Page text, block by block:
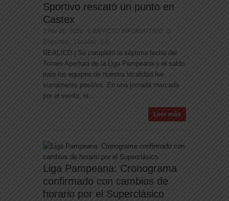
Sportivo rescató un punto en
Castex
Abr 26, 2026
IMPACTO INFORMATIVO
Deportes
Locales 0
REALICÓ | Se completó la séptima fecha del
Torneo Apertura de la Liga Pampeana y el saldo
para los equipos de nuestra localidad fue
sumamente positivo. En una jornada marcada
por el viento, el...
Leer más
Liga Pampeana: Cronograma
confirmado con cambios de
horario por el Superclásico